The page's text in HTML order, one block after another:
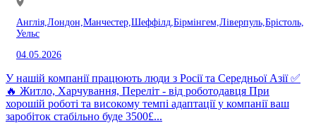
Англія, Лондон, Манчестер, Шеффілд, Бірмінгем, Ліверпуль, Брістоль,
Уельс
04.05.2026
У нашій компанії працюють люди з Росії та Середньої Азії ✅
🔥 Житло, Харчування, Переліт - від роботодавця При
хорошій роботі та високому темпі адаптації у компанії ваш
заробіток стабільно буде 3500£...